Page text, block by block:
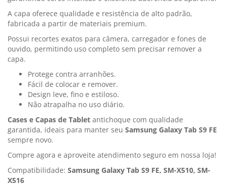
A capa oferece qualidade e resistência de alto padrão,
fabricada a partir de materiais premium.
Possui recortes exatos para câmera, carregador e fones de
ouvido, permitindo uso completo sem precisar remover a
capa.
Protege contra arranhões.
Fácil de colocar e remover.
Design leve, fino e estiloso.
Não atrapalha no uso diário.
Cases e Capas de Tablet antichoque com qualidade
garantida, ideais para manter seu Samsung Galaxy Tab S9 FE
sempre novo.
Compre agora e aproveite atendimento seguro em nossa loja!
Compatibilidade: Samsung Galaxy Tab S9 FE, SM-X510, SM-
X516